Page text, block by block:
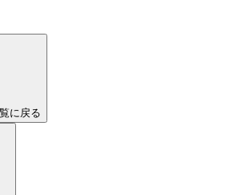
に戻る